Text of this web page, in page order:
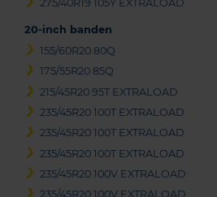
275/40R19 105Y EXTRALOAD
20-inch banden
155/60R20 80Q
175/55R20 85Q
215/45R20 95T EXTRALOAD
235/45R20 100T EXTRALOAD
235/45R20 100T EXTRALOAD
235/45R20 100T EXTRALOAD
235/45R20 100V EXTRALOAD
235/45R20 100V EXTRALOAD